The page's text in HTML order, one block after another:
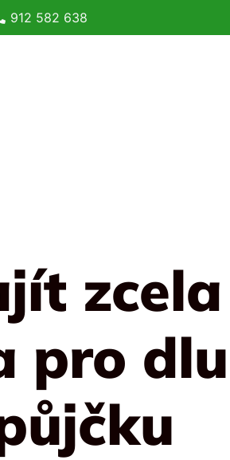
912 582 638
pro